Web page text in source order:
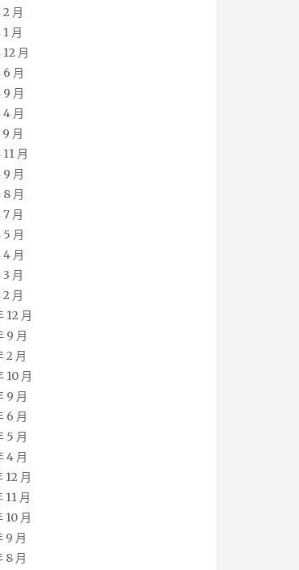
月
月
月
6 月
9 月
4 月
月
月
9 月
8 月
月
5 月
4 月
月
月
12 月
9 月
2 月
10 月
9 月
6 月
5 月
4 月
12 月
11 月
10 月
9 月
8 月